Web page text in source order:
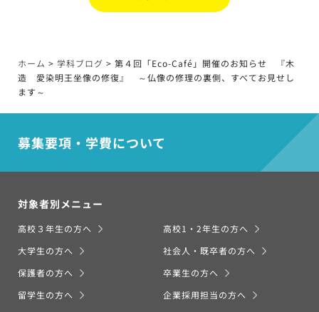
ホーム > 学科ブログ > 第４回「Eco-Café」開催のお知らせ 『木
造 愛染明王坐像の修復』 ～仏像の修理の裏側、すべてお見せし
ます～
募集要項・学費について
対象者別メニュー
高校３年生の方へ
高校1・2年生の方へ
大学生の方へ
社会人・既卒者の方へ
保護者の方へ
卒業生の方へ
留学生の方へ
企業採用担当の方へ